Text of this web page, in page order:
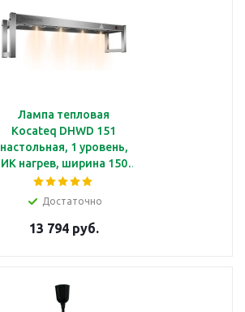
Лампа тепловая
Kocateq DHWD 151
настольная, 1 уровень,
ИК нагрев, ширина 150
см
Достаточно
13 794 руб.